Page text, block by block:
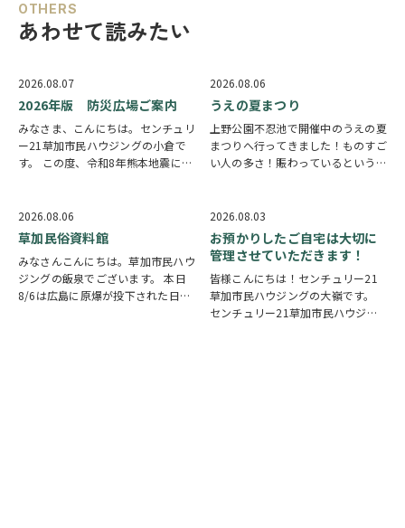
OTHERS
あわせて読みたい
2026.08.07
2026年版 防災広場ご案内
みなさま、こんにちは。センチュリ
ー21草加市民ハウジングの小倉で
す。 この度、令和8年熊本地震によ
多い国です。草加市においても、他
人事ではなく、日頃から少しでも、
防災意識を高め…
2026.08.06
うえの夏まつり
上野公園不忍池で開催中のうえの夏
まつりへ行ってきました！ものすご
い人の多さ！賑わっているという言
多く皆さん思い思いに夏祭りを楽し
んでいる様子がとても印象的でした
会場にはたく…
2026.08.06
草加民俗資料館
みなさんこんにちは。草加市民ハウ
ジングの飯泉でございます。 本日
8/6は広島に原爆が投下された日に
2026.08.03
お預かりしたご自宅は大切に
管理させていただきます！
皆様こんにちは！センチュリー21
草加市民ハウジングの大嶺です。
センチュリー21草加市民ハウジン